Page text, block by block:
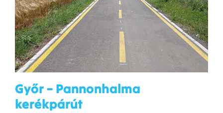
Győr – Pannonhalma
kerékpárút